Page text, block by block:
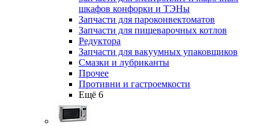
шкафов конфорки и ТЭНы
Запчасти для пароконвектоматов
Запчасти для пищеварочных котлов
Редуктора
Запчасти для вакуумных упаковщиков
Смазки и лубриканты
Прочее
Противни и гастроемкости
Ещё 6